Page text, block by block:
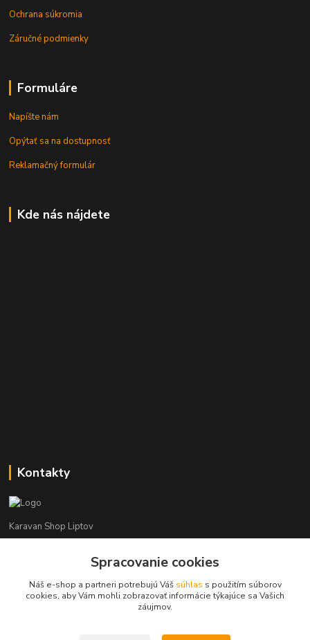
Ochrana súkromia
Záručné podmienky
Formuláre
Napíšte nám
Opýtať sa na dostupnosť
Reklamačný formulár
Kde nás nájdete
Kontakty
Karavan Shop Liptov
+421 903 626 885
info@karavanshopliptov.sk
Spracovanie cookies
Náš e-shop a partneri potrebujú Váš súhlas s použitím súborov
cookies, aby Vám mohli zobrazovať informácie týkajúce sa Vašich
záujmov.